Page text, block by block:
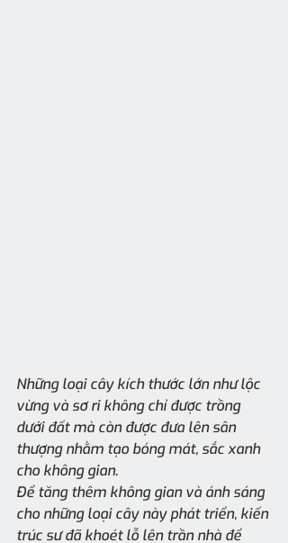
Những loại cây kích thước lớn như lộc
vừng và sơ ri không chỉ được trồng
dưới đất mà còn được đưa lên sân
thượng nhằm tạo bóng mát, sắc xanh
cho không gian.
Để tăng thêm không gian và ánh sáng
cho những loại cây này phát triển, kiến
trúc sư đã khoét lỗ lên trần nhà để